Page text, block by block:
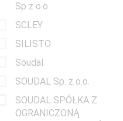
Sp z o.o.
SCLEY
SILISTO
Soudal
SOUDAL Sp. z o.o.
SOUDAL SPÓŁKA Z
OGRANICZONĄ